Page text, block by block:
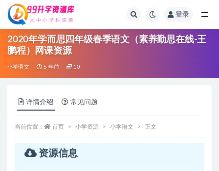
登录
2020年学而思四年级春季语文（素养勤思在线-王
鹏程）网课资源
小学语文 5 年前 10
详情介绍 常见问题
当前位置： 首页 小学资源 小学语文 正文
资源信息